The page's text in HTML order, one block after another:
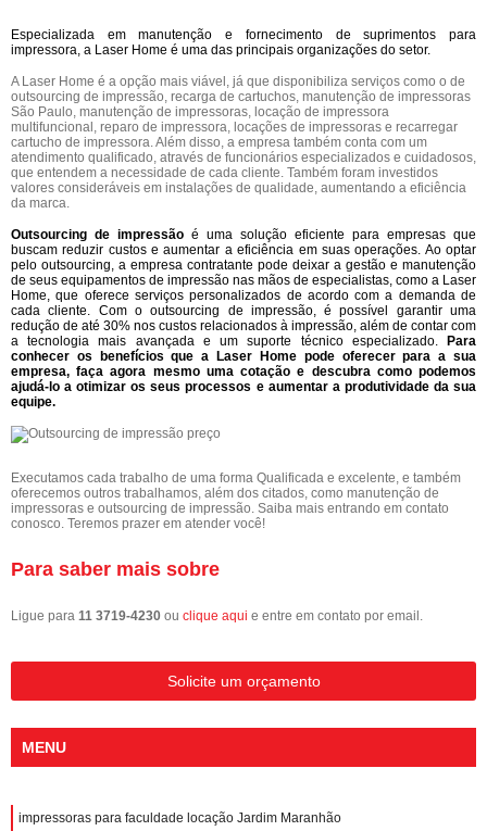
Especializada em manutenção e fornecimento de suprimentos para
impressora, a Laser Home é uma das principais organizações do setor.
A Laser Home é a opção mais viável, já que disponibiliza serviços como o de
outsourcing de impressão, recarga de cartuchos, manutenção de impressoras
São Paulo, manutenção de impressoras, locação de impressora
multifuncional, reparo de impressora, locações de impressoras e recarregar
cartucho de impressora. Além disso, a empresa também conta com um
atendimento qualificado, através de funcionários especializados e cuidadosos,
que entendem a necessidade de cada cliente. Também foram investidos
valores consideráveis em instalações de qualidade, aumentando a eficiência
da marca.
Outsourcing de impressão é uma solução eficiente para empresas que
buscam reduzir custos e aumentar a eficiência em suas operações. Ao optar
pelo outsourcing, a empresa contratante pode deixar a gestão e manutenção
de seus equipamentos de impressão nas mãos de especialistas, como a Laser
Home, que oferece serviços personalizados de acordo com a demanda de
cada cliente. Com o outsourcing de impressão, é possível garantir uma
redução de até 30% nos custos relacionados à impressão, além de contar com
a tecnologia mais avançada e um suporte técnico especializado. Para
conhecer os benefícios que a Laser Home pode oferecer para a sua
empresa, faça agora mesmo uma cotação e descubra como podemos
ajudá-lo a otimizar os seus processos e aumentar a produtividade da sua
equipe.
Executamos cada trabalho de uma forma Qualificada e excelente, e também
oferecemos outros trabalhamos, além dos citados, como manutenção de
impressoras e outsourcing de impressão. Saiba mais entrando em contato
conosco. Teremos prazer em atender você!
Para saber mais sobre
Ligue para 11 3719-4230 ou clique aqui e entre em contato por email.
Solicite um orçamento
MENU
impressoras para faculdade locação Jardim Maranhão